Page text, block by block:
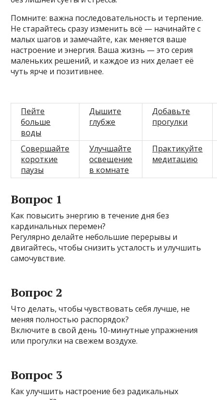
Помните: важна последовательность и терпение.
Не старайтесь сразу изменить всё — начинайте с
малых шагов и замечайте, как меняется ваше
настроение и энергия. Ваша жизнь — это серия
маленьких решений, и каждое из них делает её
чуть ярче и позитивнее.
Пейте
больше
воды
Дышите
глубже
Добавьте
прогулки
Совершайте
короткие
паузы
Улучшайте
освещение
в комнате
Практикуйте
медитацию
Вопрос 1
Как повысить энергию в течение дня без
кардинальных перемен?
Регулярно делайте небольшие перерывы и
двигайтесь, чтобы снизить усталость и улучшить
самочувствие.
Вопрос 2
Что делать, чтобы чувствовать себя лучше, не
меняя полностью распорядок?
Включите в свой день 10-минутные упражнения
или прогулки на свежем воздухе.
Вопрос 3
Как улучшить настроение без радикальных